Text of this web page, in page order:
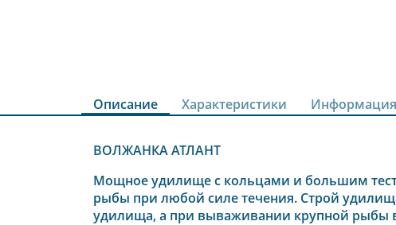
Описание Характеристики
ВОЛЖАНКА АТЛАНТ
Мощное удилище с кольцами и большим
рыбы при любой силе течения. Строй
удилища, а при вываживании крупной рыбы